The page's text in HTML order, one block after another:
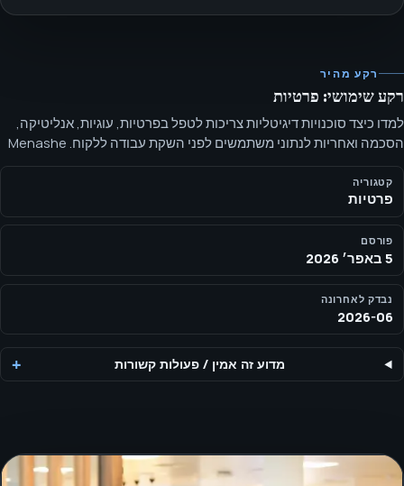
רקע מהיר
רקע שימושי: פרטיות
למדו כיצד סוכנויות דיגיטליות צריכות לטפל בפרטיות, עוגיות, אנליטיקה,
הסכמה ואחריות לנתוני משתמשים לפני השקת עבודה ללקוח. Menashe
Avramov - מייסד, SEOH - תל אביב, ישראל
קטגוריה
פרטיות
פורסם
5 באפר׳ 2026
נבדק לאחרונה
2026-06
מדוע זה אמין / פעולות קשורות